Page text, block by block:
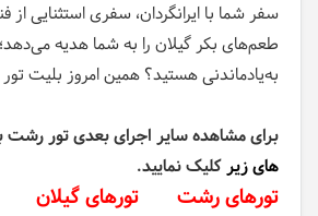
سفر شما با ایرانگردان، سفری استثنایی از
طعم‌های بکر گیلان را به شما هدیه می‌دهد؛
به‌یادماندنی هستید؟ همین امروز بلیت تور
برای مشاهده سایر اجرای بعدی تور رشت
های زیرکلیک نمایید.
تورهای رشت
تورهای گیلان